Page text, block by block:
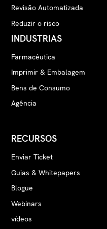
Revisão Automatizada
Reduzir o risco
INDUSTRIAS
Farmacêutica
Imprimir & Embalagem
Bens de Consumo
Agência
RECURSOS
Enviar Ticket
Guias & Whitepapers
Blogue
Webinars
vídeos